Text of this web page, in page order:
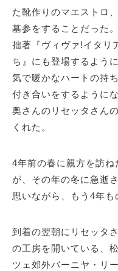
た靴作りのマエストロ
墓参をすることだった。
拙著『ヴィヴァ!イタリ
ち』にも登場するよう
気で暖かなハートの持
付き合いをするように
奥さんのリセッタさん
くれた。
4年前の春に親方を訪
が、その年の冬に急逝
思いながら、もう4年も
到着の翌朝にリセッタ
の工房を開いている、
ツェ郊外バーニヤ・リ